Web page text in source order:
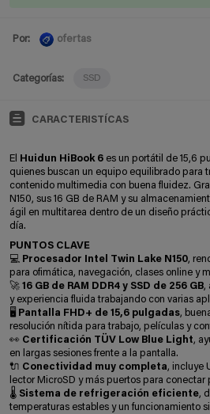
Por: ofertas
Categorías: SSD
CARACTERISTÍCAS
El Huidun HiBook 6 es un portátil de 15,6
quienes buscan un equipo equilibrado para
contenido multimedia con buena fluidez.
N150, sus 16 GB de RAM y su
ágil en multitarea dentro de un diseño
día.
PUNTOS CLAVE
💻 Procesador Intel Twin Lake N150,
para ofimática, navegación, clases online y
🚀 16 GB de RAM DDR4 y SSD de 256 GB,
y experiencia fluida trabajando con varias
🖥️ Pantalla FHD+ de 15,6 pulgadas,
resolución nítida para trabajo, películas y
👀 Certificación TÜV Low Blue Light,
en largas sesiones frente a la pantalla.
🔌 Conectividad muy completa, incluye
lector MicroSD y más puertos para conectar
🌡️ Sistema de refrigeración eficiente,
temperaturas estables y un funcionamiento